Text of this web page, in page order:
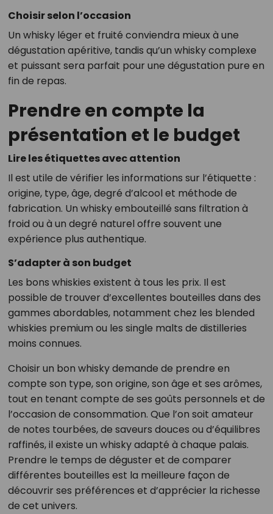
Choisir selon l’occasion
Un whisky léger et fruité conviendra mieux à une
dégustation apéritive, tandis qu’un whisky complexe
et puissant sera parfait pour une dégustation pure en
fin de repas.
Prendre en compte la
présentation et le budget
Lire les étiquettes avec attention
Il est utile de vérifier les informations sur l’étiquette :
origine, type, âge, degré d’alcool et méthode de
fabrication. Un whisky embouteillé sans filtration à
froid ou à un degré naturel offre souvent une
expérience plus authentique.
S’adapter à son budget
Les bons whiskies existent à tous les prix. Il est
possible de trouver d’excellentes bouteilles dans des
gammes abordables, notamment chez les blended
whiskies premium ou les single malts de distilleries
moins connues.
Choisir un bon whisky demande de prendre en
compte son type, son origine, son âge et ses arômes,
tout en tenant compte de ses goûts personnels et de
l’occasion de consommation. Que l’on soit amateur
de notes tourbées, de saveurs douces ou d’équilibres
raffinés, il existe un whisky adapté à chaque palais.
Prendre le temps de déguster et de comparer
différentes bouteilles est la meilleure façon de
découvrir ses préférences et d’apprécier la richesse
de cet univers.